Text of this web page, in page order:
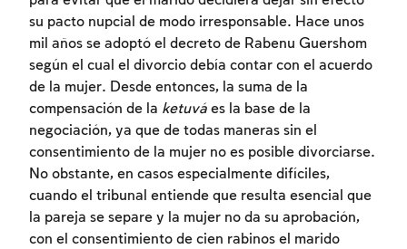
su pacto nupcial de modo irresponsable. Hace unos
mil años se adoptó el decreto de Rabenu Guershom
según el cual el divorcio debía contar con el acuerdo
de la mujer. Desde entonces, la suma de la
compensación de la ketuvá es la base de la
negociación, ya que de todas maneras sin el
consentimiento de la mujer no es posible divorciarse.
No obstante, en casos especialmente difíciles,
cuando el tribunal entiende que resulta esencial que
la pareja se separe y la mujer no da su aprobación,
con el consentimiento de cien rabinos el marido